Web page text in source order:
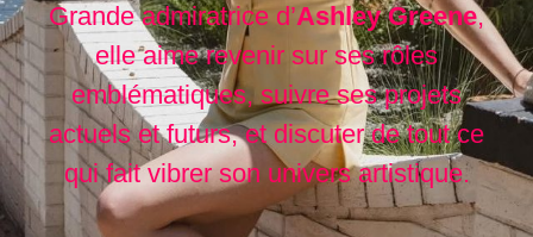
Grande admiratrice d’Ashley Greene,
elle aime revenir sur ses rôles
emblématiques, suivre ses projets
actuels et futurs, et discuter de tout ce
qui fait vibrer son univers artistique.